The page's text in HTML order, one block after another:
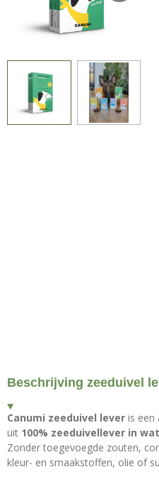
Beschrijving zeeduivel
Canumi zeeduivel lever is een
uit 100% zeeduivellever in
Zonder toegevoegde zouten,
kleur- en smaakstoffen, olie of